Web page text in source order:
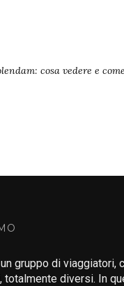
cosa vedere e
gruppo di viaggiatori,
totalmente diversi. In